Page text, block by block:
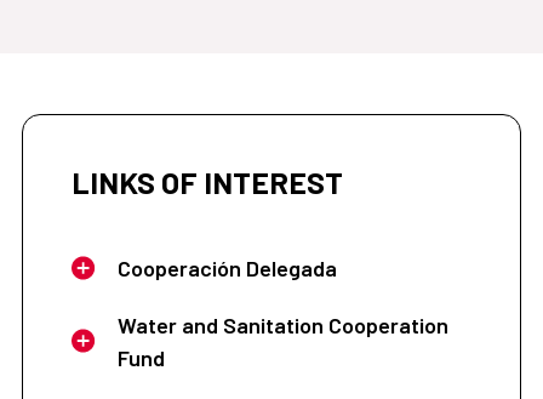
LINKS OF INTEREST
Cooperación Delegada
Water and Sanitation Cooperation
Fund